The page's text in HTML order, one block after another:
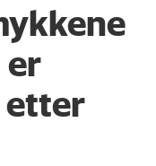
etter